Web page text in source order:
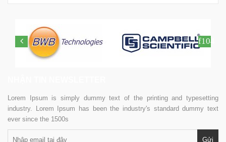
Lorem Ipsum is simply dummy text of the printing and typesetting
industry. Lorem Ipsum has been the industry's standard dummy text
ever since the 1500s